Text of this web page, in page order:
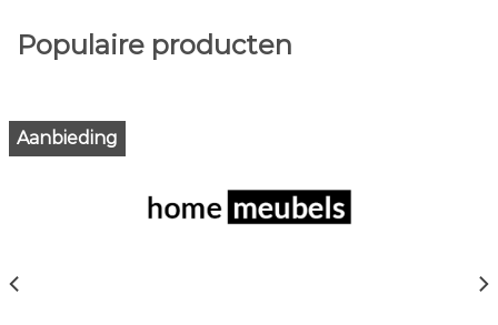
Populaire producten
Aanbieding